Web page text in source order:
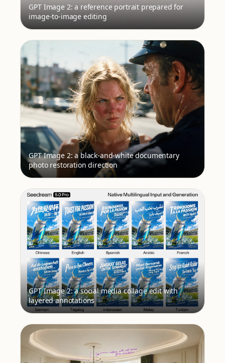
GPT Image 2: a reference portrait prepared for
image-to-image editing
GPT Image 2: a black-and-white documentary
photo restoration direction
GPT Image 2: a social media collage edit with
layered annotations